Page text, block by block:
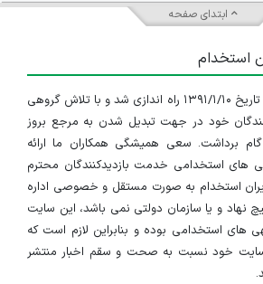
ابتدای صفحه
استخدام
سایت ایران استخدام در تاریخ ۱۳۹۱/۱/۱۰ راه اندازی شد و با تلاش گروهی
خود در جهت تبدیل شدن به مرجع بروز
برداشت. سعی همیشگی همکاران ما ارائه
های استخدامی خدمت بازدیدکنندگان محترم
استخدام به صورت مستقل و خصوصی اداره
نهاد و یا سازمان دولتی نمی باشد، این سایت
های استخدامی بوده و بنابراین لازم است که
سایت خود نسبت به صحت و سقم اخبار منتشر